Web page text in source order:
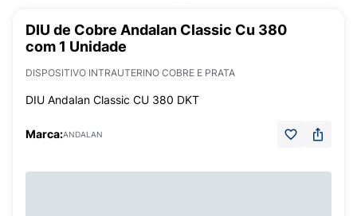
DIU de Cobre Andalan Classic Cu 380
com 1 Unidade
DISPOSITIVO INTRAUTERINO COBRE E PRATA
DIU Andalan Classic CU 380 DKT
Marca:ANDALAN